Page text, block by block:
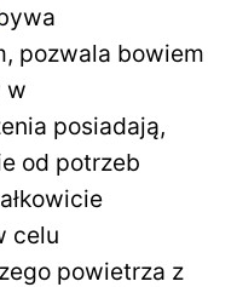
pozwala bowiem
w
posiadają,
od potrzeb
celu
powietrza z